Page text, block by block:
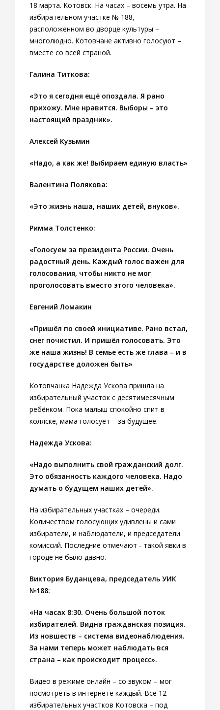
18 марта. Котовск. На часах – восемь утра. На
избирательном участке № 188,
расположенном во дворце культуры –
многолюдно. Котовчане активно голосуют –
вместе со всей страной.
Галина Титкова:
«Это я сегодня ещё опоздала. Я рано
прихожу. Мне нравится. Выборы – это
настоящий праздник».
Алексей Кузьмин
«Надо, а как же! Выбираем единую власть»
Валентина Полякова:
«Это жизнь наша, наших детей, внуков».
Римма Толстенко:
«Голосуем за президента России. Очень
радостный день. Каждый голос важен для
голосования, чтобы никто не мог
проголосовать вместо этого человека».
Евгений Ломакин
«Пришёл по своей инициативе. Рано встал,
снег почистил. И пришёл голосовать. Это
же наша жизнь! В семье есть же глава – и в
государстве доложен быть»
Котовчанка Надежда Ускова пришла на
избирательный участок с десятимесячным
ребёнком. Пока малыш спокойно спит в
коляске, мама голосует – за будущее.
Надежда Ускова:
«Надо выполнить свой гражданский долг.
Это обязанность каждого человека. Надо
думать о будущем наших детей».
На избирательных участках – очереди.
Количеством голосующих удивлены и сами
избиратели, и наблюдатели, и председатели
комиссий. Последние отмечают - такой явки в
городе не было давно.
Виктория Буданцева, председатель УИК
№188:
«На часах 8:30. Очень большой поток
избирателей. Видна гражданская позиция.
Из новшеств – система видеонаблюдения.
За нами теперь может наблюдать вся
страна – как происходит процесс».
Видео в режиме онлайн – со звуком – мог
посмотреть в интернете каждый. Все 12
избирательных участков Котовска – под